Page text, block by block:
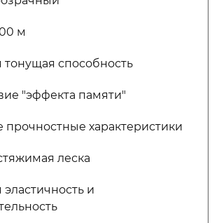
м
тонущая способность
"эффекта памяти"
прочностные характеристики
леска
и